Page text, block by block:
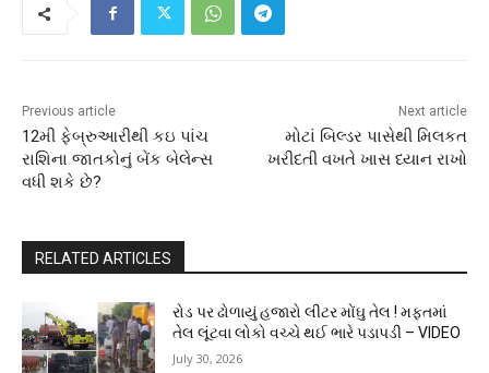
Previous article
12મી ફેબ્રુઆરીથી કઇ પાંચ
રાશિના જાતકોનું બેંક બેલેન્સ
વધી શકે છે?
Next article
મોટાં બિલ્ડર પાસેથી મિલકત
ખરીદતી વખતે ખાસ ધ્યાન રાખો
RELATED ARTICLES
રોડ પર ઢોળાયું હજારો લીટર મોંઘુ તેલ ! મફતમાં
તેલ લૂંટવા લોકો વચ્ચે થઈ ભારે પડાપડી – VIDEO
July 30, 2026